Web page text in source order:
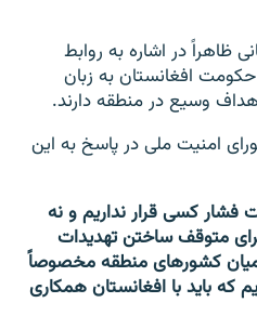
ظاهراً در اشاره به روابط
افغانستان به زبان
وسیع در منطقه دارند.
امنیت ملی در پاسخ به این
کسی قرار نداریم و نه
متوقف ساختن تهدیدات
کشورهای منطقه مخصوصاً
که باید با افغانستان همکاری